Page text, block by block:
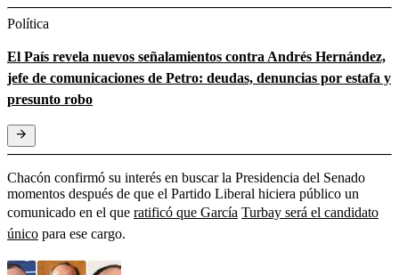
Política
El País revela nuevos señalamientos contra Andrés Hernández,
jefe de comunicaciones de Petro: deudas, denuncias por estafa y
presunto robo
Chacón confirmó su interés en buscar la Presidencia del Senado
momentos después de que el Partido Liberal hiciera público un
comunicado en el que ratificó que García Turbay será el candidato
único para ese cargo.